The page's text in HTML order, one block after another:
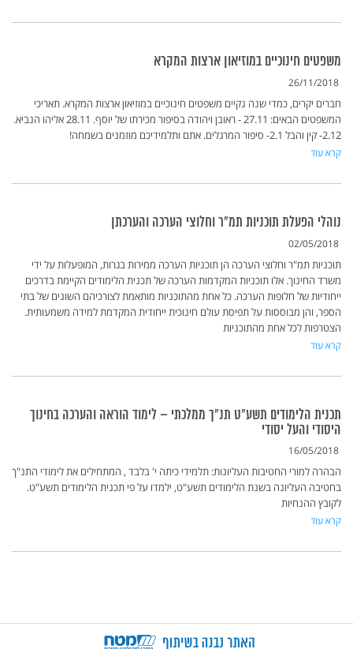
משפטים חינוכיים במוזיאון ארצות המקרא
26/11/2018
חברים יקרים, כמדי שנה נקיים משפטים חינוכיים במוזיאון ארצות המקרא. תאריכי
המשפטים הבאים: 27.11 - ראובן ויהודה בסיפור מכירתו של יוסף. 28.11 אליהו הנביא.
2.12- קין והבל 2.1- סיפור המרגלים. אתם ותלמידיכם מוזמנים בשמחה!
קרא עוד
נוהלי הפעלת תוכניות תמ"ר וחלוצי הערכה והערכתן
02/05/2018
תוכניות תמ"ר וחלוצי הערכה הן תוכניות הערכה ממירות בגרות, המופעלות על ידי
משרד החינוך. אלו תוכניות המקדמות הערכה של תכנית הלימודים הקיימת בדרכים
ייחודיות של חלופות הערכה. כל אחת מהתוכניות מותאמת לצורכיהם השונים של בתי
הספר, והן מבוססות על תפיסת עולם חינוכית ייחודית המקדמת למידה משמעותית.
הצטרפות לכל אחת מהתוכניות
קרא עוד
תכנית הלימודים תשע"ט תנ"ך ממלכתי – לימוד הוראה והערכה בחינוך
היסודי והעל יסודי
16/05/2018
הבהרה למורי החטיבות העליונות: תלמידי כיתה י' בלבד , המתחילים את לימודי התנ"ך
בחטיבה העליונה בשנת הלימודים תשע"ט, ילמדו על פי תכנית הלימודים תשע"ט.
לקובץ ההנחיות
קרא עוד